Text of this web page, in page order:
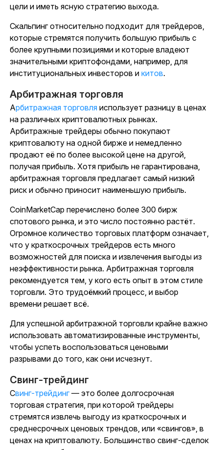
цели и иметь ясную стратегию выхода.
Скальпинг относительно подходит для трейдеров,
которые стремятся получить большую прибыль с
более крупными позициями и которые владеют
значительными криптофондами, например, для
институциональных инвесторов и китов.
Арбитражная торговля
Арбитражная торговля использует разницу в ценах
на различных криптовалютных рынках.
Арбитражные трейдеры обычно покупают
криптовалюту на одной бирже и немедленно
продают её по более высокой цене на другой,
получая прибыль. Хотя прибыль не гарантирована,
арбитражная торговля предлагает самый низкий
риск и обычно приносит наименьшую прибыль.
CoinMarketCap перечислено более 300 бирж
спотового рынка, и это число постоянно растёт.
Огромное количество торговых платформ означает,
что у краткосрочных трейдеров есть много
возможностей для поиска и извлечения выгоды из
неэффективности рынка. Арбитражная торговля
рекомендуется тем, у кого есть опыт в этом стиле
торговли. Это трудоёмкий процесс, и выбор
времени решает всё.
Для успешной арбитражной торговли крайне важно
использовать автоматизированные инструменты,
чтобы успеть воспользоваться ценовыми
разрывами до того, как они исчезнут.
Свинг-трейдинг
Свинг-трейдинг— это более долгосрочная
торговая стратегия, при которой трейдеры
стремятся извлечь выгоду из краткосрочных и
среднесрочных ценовых трендов, или «свингов», в
ценах на криптовалюту. Большинство свинг-сделок